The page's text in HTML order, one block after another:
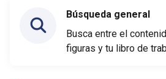
Búsqueda general
Busca entre el
figuras y tu libro de